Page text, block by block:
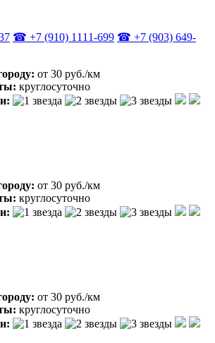
☎ +7 (910) 1111-699 ☎ +7 (903) 649-
от 30 руб./км
круглосуточно
от 30 руб./км
круглосуточно
от 30 руб./км
круглосуточно